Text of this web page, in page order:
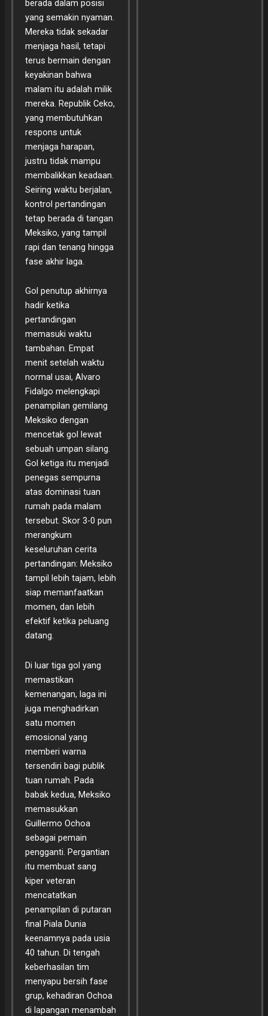
berada dalam posisi
yang semakin nyaman.
Mereka tidak sekadar
menjaga hasil, tetapi
terus bermain dengan
keyakinan bahwa
malam itu adalah milik
mereka. Republik Ceko,
yang membutuhkan
respons untuk
menjaga harapan,
justru tidak mampu
membalikkan keadaan.
Seiring waktu berjalan,
kontrol pertandingan
tetap berada di tangan
Meksiko, yang tampil
rapi dan tenang hingga
fase akhir laga.
Gol penutup akhirnya
hadir ketika
pertandingan
memasuki waktu
tambahan. Empat
menit setelah waktu
normal usai, Alvaro
Fidalgo melengkapi
penampilan gemilang
Meksiko dengan
mencetak gol lewat
sebuah umpan silang.
Gol ketiga itu menjadi
penegas sempurna
atas dominasi tuan
rumah pada malam
tersebut. Skor 3-0 pun
merangkum
keseluruhan cerita
pertandingan: Meksiko
tampil lebih tajam, lebih
siap memanfaatkan
momen, dan lebih
efektif ketika peluang
datang.
Di luar tiga gol yang
memastikan
kemenangan, laga ini
juga menghadirkan
satu momen
emosional yang
memberi warna
tersendiri bagi publik
tuan rumah. Pada
babak kedua, Meksiko
memasukkan
Guillermo Ochoa
sebagai pemain
pengganti. Pergantian
itu membuat sang
kiper veteran
mencatatkan
penampilan di putaran
final Piala Dunia
keenamnya pada usia
40 tahun. Di tengah
keberhasilan tim
menyapu bersih fase
grup, kehadiran Ochoa
di lapangan menambah